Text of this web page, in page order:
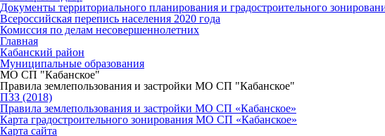
Документы территориального планирования и градостроительного
Всероссийская перепись населения 2020 года
Комиссия по делам несовершеннолетних
Главная
Кабанский район
Муниципальные образования
МО СП "Кабанское"
Правила землепользования и застройки МО СП "Кабанское"
ПЗЗ (2018)
Правила землепользования и застройки МО СП «Кабанское»
Карта градостроительного зонирования МО СП «Кабанское»
Карта сайта